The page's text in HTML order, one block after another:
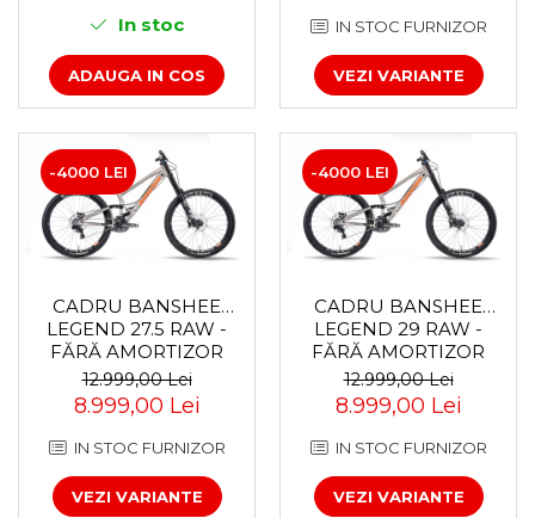
Amortizoare spate
Arcuri
In stoc
ADAUGA IN COS
IN STOC FURNIZOR
VEZI VARIANTE
-4000 LEI
CADRU BANSHEE
LEGEND 27.5 RAW -
FĂRĂ AMORTIZOR
12.999,00 Lei
8.999,00 Lei
IN STOC FURNIZOR
VEZI VARIANTE
-4000 LEI
CADRU BANSHEE
LEGEND 29 RAW -
FĂRĂ AMORTIZOR
SPATE
12.999,00 Lei
8.999,00 Lei
IN STOC FURNIZOR
VEZI VARIANTE